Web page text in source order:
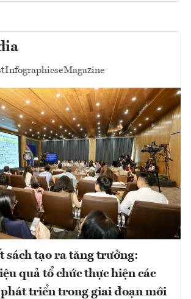
InfographicseMagazine
sách tạo ra tăng trưởng:
quả tổ chức thực hiện các
triển trong giai đoạn mới